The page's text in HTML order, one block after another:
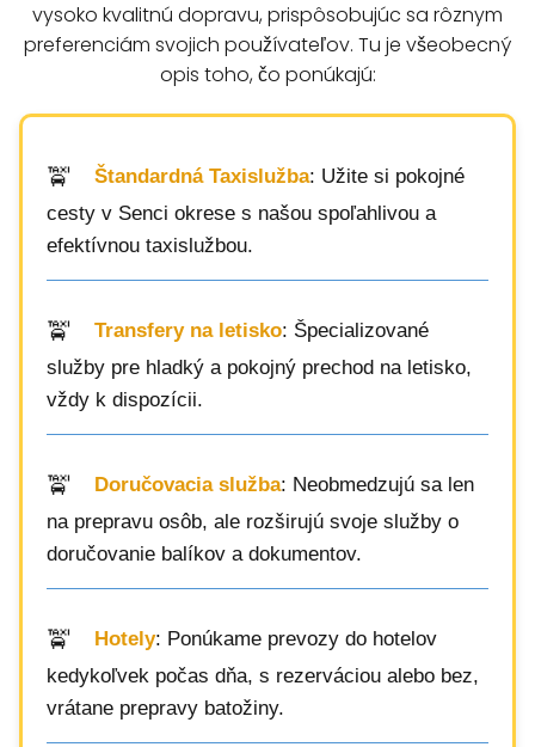
vysoko kvalitnú dopravu, prispôsobujúc sa rôznym
preferenciám svojich používateľov. Tu je všeobecný
opis toho, čo ponúkajú:
Štandardná Taxislužba: Užite si pokojné
cesty v Senci okrese s našou spoľahlivou a
efektívnou taxislužbou.
Transfery na letisko: Špecializované
služby pre hladký a pokojný prechod na letisko,
vždy k dispozícii.
Doručovacia služba: Neobmedzujú sa len
na prepravu osôb, ale rozširujú svoje služby o
doručovanie balíkov a dokumentov.
Hotely: Ponúkame prevozy do hotelov
kedykoľvek počas dňa, s rezerváciou alebo bez,
vrátane prepravy batožiny.